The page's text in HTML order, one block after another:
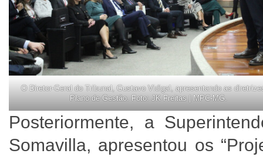
O Diretor-Geral do Tribunal, Gustavo Vidigal, apresentando as
Plano de Gestão. Foto: JK Freitas | MPC-MG.
Posteriormente, a
Somavilla, apresentou os